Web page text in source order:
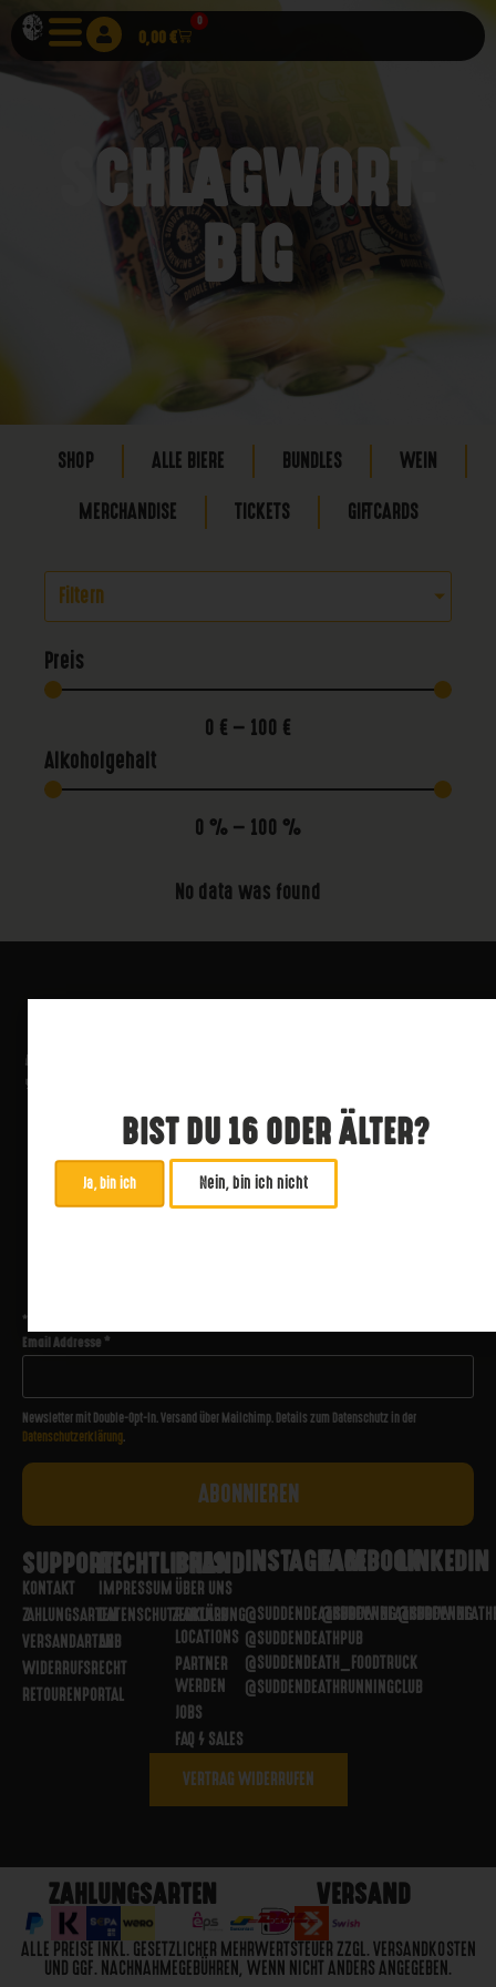
0,00€
0
SCHLAGWORT:
BIG
SHOP ALLE BIERE BUNDLES WEIN
MERCHANDISE TICKETS GIFTCARDS
Filtern
Preis
0 € — 100 €
Alkoholgehalt
0 % — 100 %
No data was found
*
Email Addresse*
Newsletter mit Double-Opt-In. Versand über Mailchimp. Details zum Datenschutz in der
Datenschutzerklärung.
SUPPORT
KONTAKT
ZAHLUNGSARTEN
VERSANDARTEN
WIDERRUFSRECHT
RETOURENPORTAL
RECHTLICHES
IMPRESSUM
DATENSCHUTZERKLÄRUNG
AGB
BRAND
ÜBER UNS
PARTNER
LOCATIONS
PARTNER
WERDEN
JOBS
FAQ / SALES
INSTAGRAM
@SUDDENDEATHBREWING
@SUDDENDEATHPUB
@SUDDENDEATH_FOODTRUCK
@SUDDENDEATHRUNNINGCLUB
FACEBOOK
@SUDDENDEATHBREWING
LINKEDIN
VERTRAG WIDERRUFEN
ZAHLUNGSARTEN VERSAND
ALLE PREISE INKL. GESETZLICHER MEHRWERTSTEUER ZZGL. VERSANDKOSTEN
UND GGF. NACHNAHMEGEBÜHREN, WENN NICHT ANDERS ANGEGEBEN.
BIST DU 16 ODER ÄLTER?
Ja, bin ich Nein, bin ich nicht